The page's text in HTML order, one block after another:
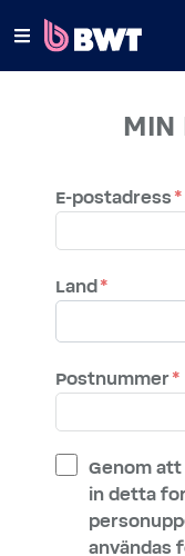
×
SKICKA IN ETT
MIN
E-postadress
Land
Postnummer
Genom
in detta
användas